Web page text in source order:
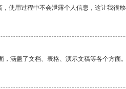
使用过程中不会泄露个人信息，这让我很
，涵盖了文档、表格、演示文稿等各个方面